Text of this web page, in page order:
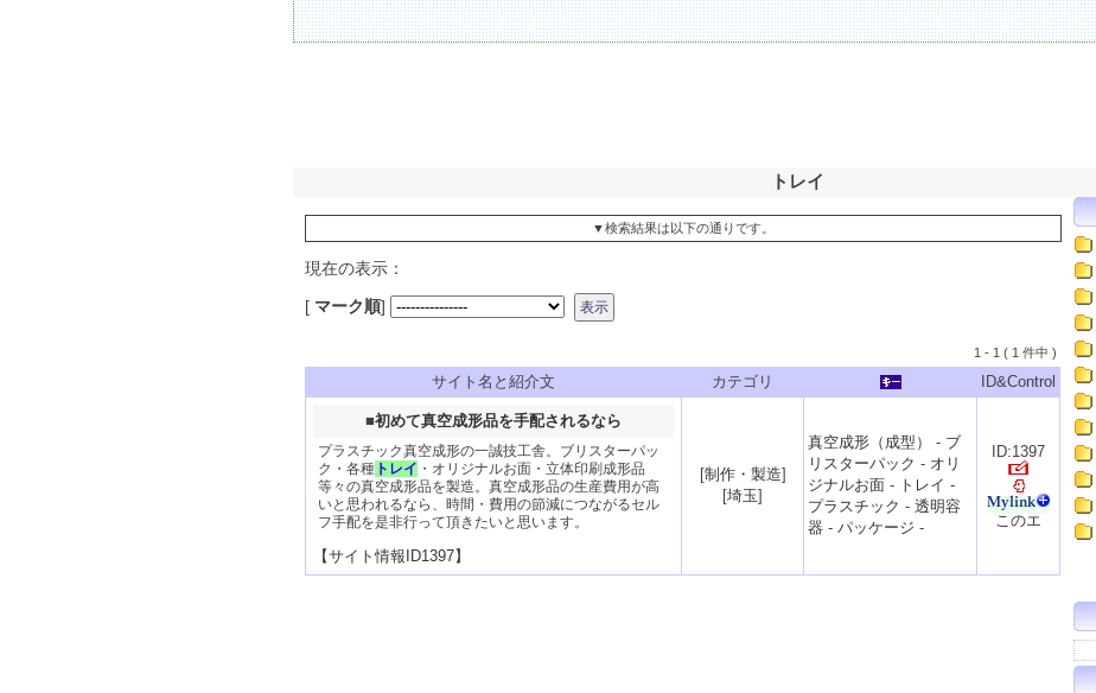
トレイ
▼検索結果は以下の通りです。
現在の表示：
[ マーク順]
1 - 1 ( 1 件中 )
サイト名と紹介文 カテゴリ ID&Control
■初めて真空成形品を手配されるなら
プラスチック真空成形の一誠技工舎。ブリスターパッ
ク・各種 トレイ ・オリジナルお面・立体印刷成形品
等々の真空成形品を製造。真空成形品の生産費用が高
いと思われるなら、時間・費用の節減につながるセル
フ手配を是非行って頂きたいと思います。
【サイト情報ID1397】
[制作・製造]
[埼玉]
真空成形（成型） - ブ
リスターパック - オリ
ジナルお面 - トレイ -
プラスチック - 透明容
器 - パッケージ -
ID:1397